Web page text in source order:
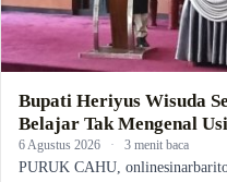
Bupati Heriyus Wisuda
Belajar Tak Mengenal
6 Agustus 2026 · 3 menit baca
PURUK CAHU,